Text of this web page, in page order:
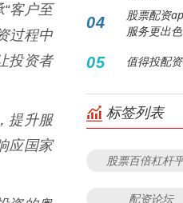
客户至
过程中
投资者
提升服
应国家
04
股票配资
服务更出
05 值得投配
标签列表
股票百倍杠杆
配资论坛